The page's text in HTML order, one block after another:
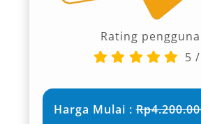
Rating
5 /
Harga Mulai :